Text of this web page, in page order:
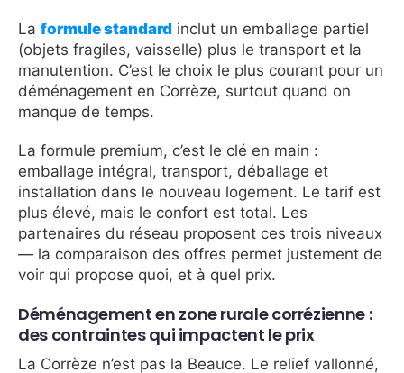
La formule standard inclut un emballage partiel
(objets fragiles, vaisselle) plus le transport et la
manutention. C’est le choix le plus courant pour un
déménagement en Corrèze, surtout quand on
manque de temps.
La formule premium, c’est le clé en main :
emballage intégral, transport, déballage et
installation dans le nouveau logement. Le tarif est
plus élevé, mais le confort est total. Les
partenaires du réseau proposent ces trois niveaux
— la comparaison des offres permet justement de
voir qui propose quoi, et à quel prix.
Déménagement en zone rurale corrézienne :
des contraintes qui impactent le prix
La Corrèze n’est pas la Beauce. Le relief vallonné,